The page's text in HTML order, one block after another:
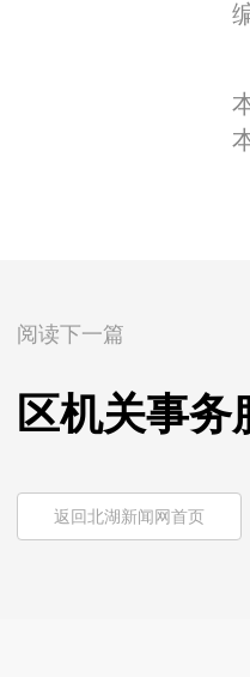
阅读下一篇
区机关事
返回北湖新闻网首页